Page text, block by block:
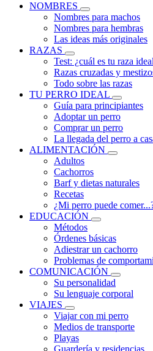
NOMBRES
Nombres para machos
Nombres para hembras
Las ideas más originales
RAZAS
Test: ¿cuál es tu raza
Razas cruzadas y
Todo sobre las razas
TU PERRO IDEAL
Guía para principiantes
Adoptar un perro
Comprar un perro
La llegada del perro a
ALIMENTACIÓN
Adultos
Cachorros
Barf y dietas naturales
Recetas
¿Mi perro puede
EDUCACIÓN
Métodos
Órdenes básicas
Adiestrar un cachorro
Problemas de
COMUNICACIÓN
Su personalidad
Su lenguaje corporal
VIAJES
Viajar con mi perro
Medios de transporte
Playas
Guardería y residencias